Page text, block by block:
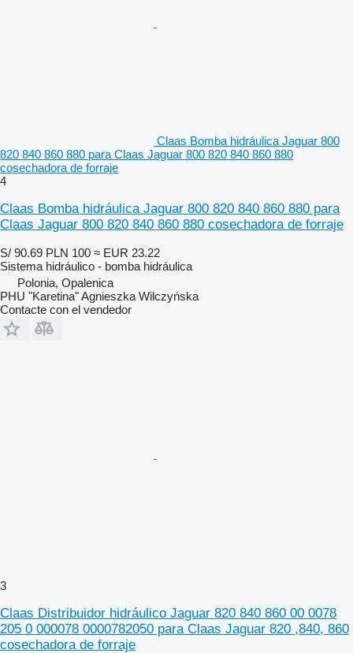
Claas Bomba hidráulica Jaguar 800
820 840 860 880 para Claas Jaguar 800 820 840 860 880
cosechadora de forraje
4
Claas Bomba hidráulica Jaguar 800 820 840 860 880 para
Claas Jaguar 800 820 840 860 880 cosechadora de forraje
S/ 90.69 PLN 100 ≈ EUR 23.22
Sistema hidráulico - bomba hidráulica
Polonia, Opalenica
PHU "Karetina" Agnieszka Wilczyńska
Contacte con el vendedor
3
Claas Distribuidor hidráulico Jaguar 820 840 860 00 0078
205 0 000078 0000782050 para Claas Jaguar 820 ,840, 860
cosechadora de forraje